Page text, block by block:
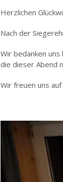
Herzlichen
Nach der
Wir bedanken
die dieser Abend
Wir freuen uns